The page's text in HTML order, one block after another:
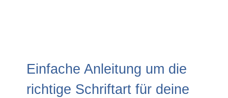
Einfache Anleitung um die
richtige Schriftart für deine